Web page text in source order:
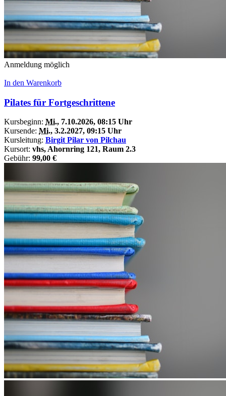
Anmeldung möglich
In den Warenkorb
Pilates für Fortgeschrittene
Kursbeginn: Mi., 7.10.2026, 08:15 Uhr
Kursende: Mi., 3.2.2027, 09:15 Uhr
Kursleitung: Birgit Pilar von Pilchau
Kursort: vhs, Ahornring 121, Raum 2.3
Gebühr: 99,00 €